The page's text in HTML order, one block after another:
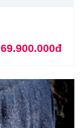
69.900.000đ